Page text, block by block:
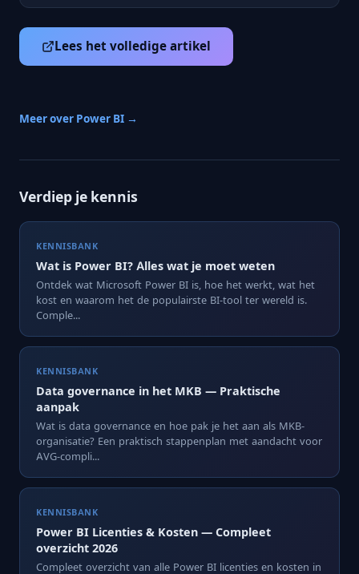
Lees het volledige artikel
Meer over Power BI →
Verdiep je kennis
KENNISBANK
Wat is Power BI? Alles wat je moet weten
Ontdek wat Microsoft Power BI is, hoe het werkt, wat het
kost en waarom het de populairste BI-tool ter wereld is.
Comple...
KENNISBANK
Data governance in het MKB — Praktische
aanpak
Wat is data governance en hoe pak je het aan als MKB-
organisatie? Een praktisch stappenplan met aandacht voor
AVG-compli...
KENNISBANK
Power BI Licenties & Kosten — Compleet
overzicht 2026
Compleet overzicht van alle Power BI licenties en kosten in